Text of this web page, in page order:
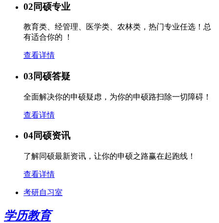
02同硕专业
教育类、经管理、医学类、农林类，热门专业任选！总
有适合你的 ！
查看详情
03 同硕答疑
全面解决你的申硕疑虑，为你的申硕路扫除一切障碍！
查看详情
04同硕资讯
了解同硕最新资讯，让你的申硕之路赢在起跑线！
查看详情
考研自习室
学历教育